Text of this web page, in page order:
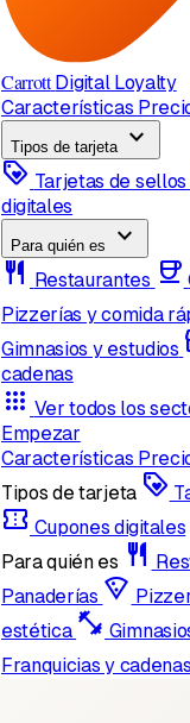
Carrott Digital Loyalty
Características
Tipos de tarjeta
expand_more
loyalty Tarjetas de sellos
digitales
Para quién es
expand_more
restaurant Restaurantes coffee
Pizzerías y comida
Gimnasios y estudios
cadenas
apps Ver todos los
Empezar
Características
Tipos de tarjeta loyalty
confirmation_number Cupones digitales
Para quién es restaurant
Panaderías local_pizza
estética fitness_center
Franquicias y cadenas